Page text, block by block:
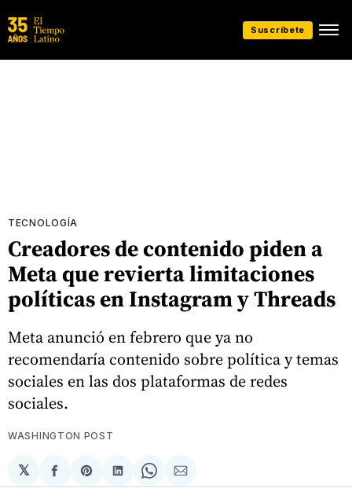
Suscríbete
TECNOLOGÍA
Creadores de contenido piden a
Meta que revierta limitaciones
políticas en Instagram y Threads
Meta anunció en febrero que ya no
recomendaría contenido sobre política y temas
sociales en las dos plataformas de redes
sociales.
WASHINGTON POST
𝕏
Compartir
en
Share
on
Compartir
en
Share
on
Compartir
via